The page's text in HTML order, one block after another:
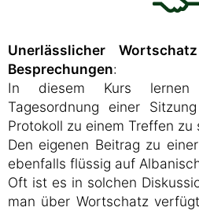
Unerlässlicher
Besprechungen:
In diesem Kurs
Tagesordnung einer
Protokoll zu einem Treffen zu
Den eigenen Beitrag zu
ebenfalls flüssig auf
Oft ist es in solchen
man über Wortschatz